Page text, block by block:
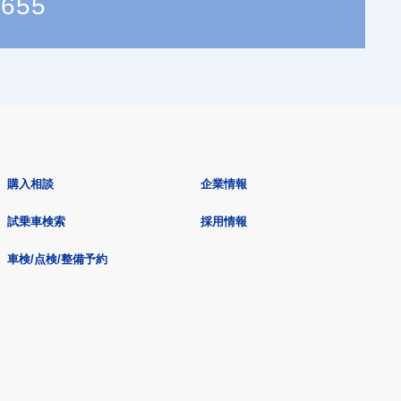
購入相談
試乗車検索
車検/点検/整備予約
企業情報
採用情報